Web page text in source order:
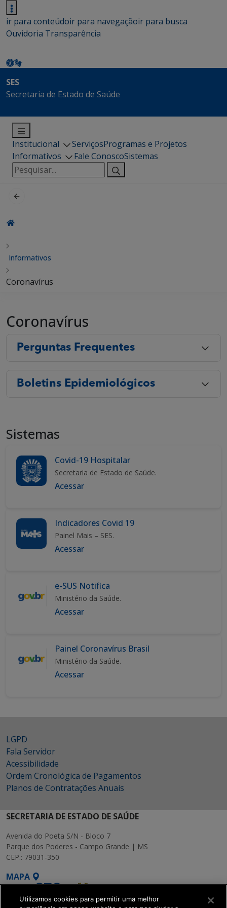
ir para conteúdoir para navegaçãoir para busca
Ouvidoria Transparência
SES
Secretaria de Estado de Saúde
Institucional ServiçosProgramas e Projetos
Informativos
Fale ConoscoSistemas
Pesquisar
por:
Informativos
Coronavírus
Coronavírus
Perguntas Frequentes
Boletins Epidemiológicos
Sistemas
Covid-19 Hospitalar
Secretaria de Estado de Saúde.
Acessar
Indicadores Covid 19
Painel Mais – SES.
Acessar
e-SUS Notifica
Ministério da Saúde.
Acessar
Painel Coronavírus Brasil
Ministério da Saúde.
Acessar
LGPD
Fala Servidor
Acessibilidade
Ordem Cronológica de Pagamentos
Planos de Contratações Anuais
SECRETARIA DE ESTADO DE SAÚDE
Avenida do Poeta S/N - Bloco 7
Parque dos Poderes - Campo Grande | MS
CEP.: 79031-350
MAPA
Utilizamos cookies para permitir uma melhor